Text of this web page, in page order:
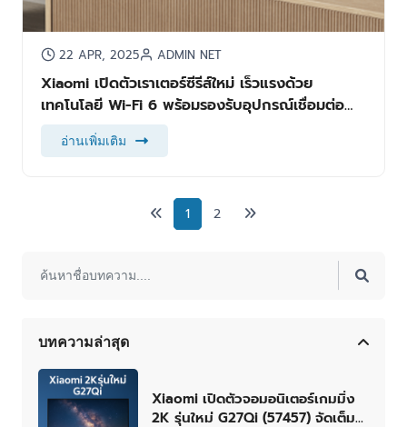
22 APR, 2025 ADMIN NET
Xiaomi เปิดตัวเราเตอร์ซีรีส์ใหม่ เร็วแรงด้วย
เทคโนโลยี Wi-Fi 6 พร้อมรองรับอุปกรณ์เชื่อมต่อ
จำนวนมาก
อ่านเพิ่มเติม
1 2
บทความล่าสุด
Xiaomi เปิดตัวจอมอนิเตอร์เกมมิ่ง
2K รุ่นใหม่ G27Qi (57457) จัดเต็ม